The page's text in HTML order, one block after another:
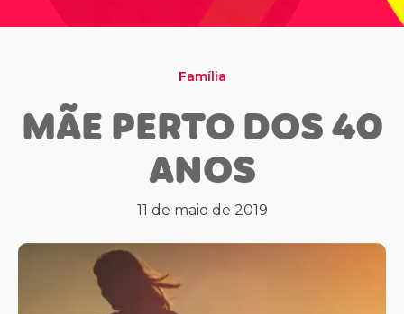
Família
MÃE PERTO DOS 40
ANOS
11 de maio de 2019